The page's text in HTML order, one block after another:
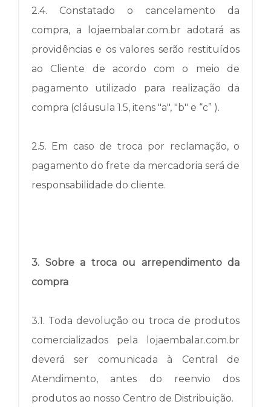
2.4. Constatado o cancelamento da
compra, a lojaembalar.com.br adotará as
providências e os valores serão restituídos
ao Cliente de acordo com o meio de
pagamento utilizado para realização da
compra (cláusula 1.5, itens "a", "b" e “c” ).
2.5. Em caso de troca por reclamação, o
pagamento do frete da mercadoria será de
responsabilidade do cliente.
3. Sobre a troca ou arrependimento da
compra
3.1. Toda devolução ou troca de produtos
comercializados pela lojaembalar.com.br
deverá ser comunicada à Central de
Atendimento, antes do reenvio dos
produtos ao nosso Centro de Distribuição.